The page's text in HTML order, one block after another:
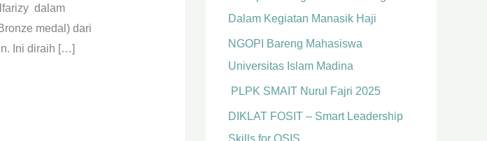
dalam
medal) dari
Ini diraih […]
Dalam Kegiatan Manasik Haji
NGOPI Bareng Mahasiswa
Universitas Islam Madina
PLPK SMAIT Nurul Fajri 2025
DIKLAT FOSIT – Smart Leadership
Skills for OSIS